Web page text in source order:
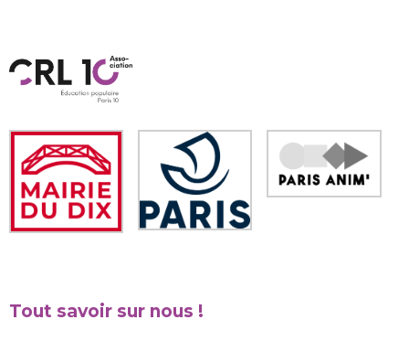
Tout savoir sur nous !